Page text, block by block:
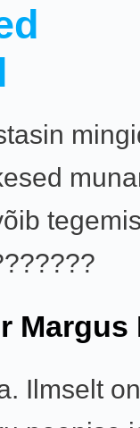
Margus
Ilmselt